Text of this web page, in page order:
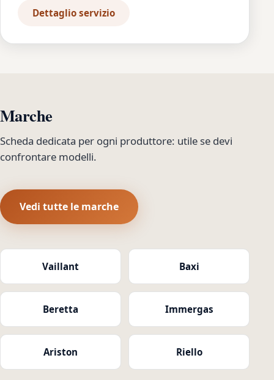
Dettaglio servizio
Marche
Scheda dedicata per ogni produttore: utile se devi
confrontare modelli.
Vedi tutte le marche
Vaillant Baxi
Beretta Immergas
Ariston Riello